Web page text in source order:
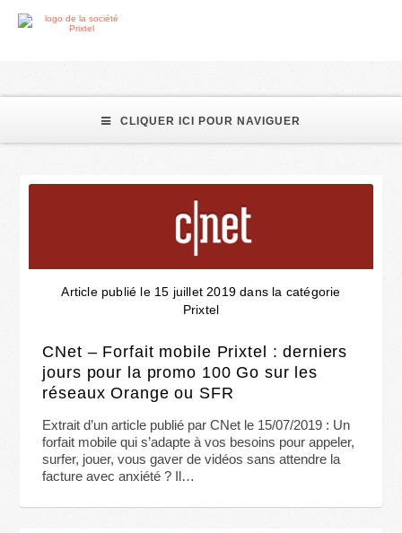
CLIQUER ICI POUR NAVIGUER
Article publié le 15 juillet 2019 dans la catégorie
Prixtel
CNet – Forfait mobile Prixtel : derniers
jours pour la promo 100 Go sur les
réseaux Orange ou SFR
Extrait d’un article publié par CNet le 15/07/2019 : Un
forfait mobile qui s’adapte à vos besoins pour appeler,
surfer, jouer, vous gaver de vidéos sans attendre la
facture avec anxiété ? Il…